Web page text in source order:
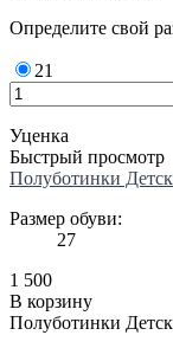
Определите свой
21
Уценка
Быстрый просмотр
Полуботинки
Размер обуви:
27
1 500
В корзину
Полуботинки